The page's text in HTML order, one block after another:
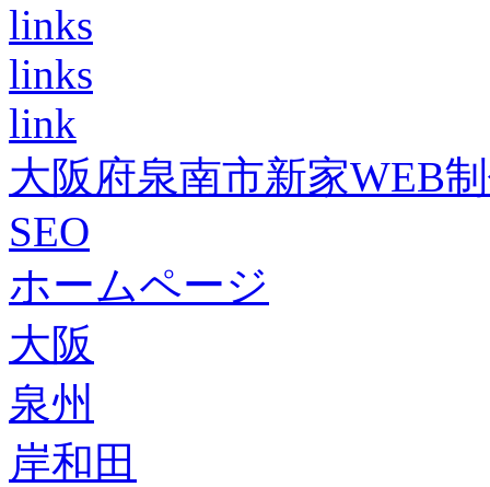
links
links
link
大阪府泉南市新家WEB
SEO
ホームページ
大阪
泉州
岸和田